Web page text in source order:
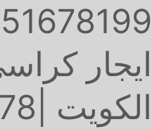
51678199
ايجار